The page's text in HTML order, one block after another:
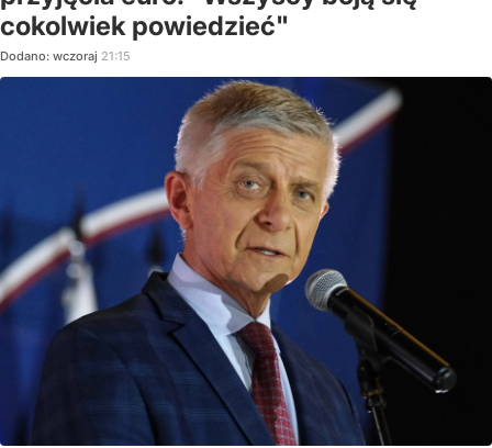
cokolwiek powiedzieć"
Dodano: wczoraj 21:15